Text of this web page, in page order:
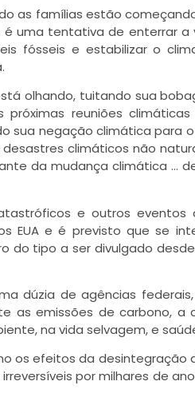
as famílias estão
uma tentativa de enterrar
fósseis e estabilizar o
olhando, tuitando sua
reuniões
sua negação climática para
climáticos não
da mudança climática …
e outros eventos
EUA e é previsto que se
do tipo a ser divulgado
dúzia de agências
as emissões de carbono,
na vida selvagem, e
os efeitos da desintegração
por milhares de